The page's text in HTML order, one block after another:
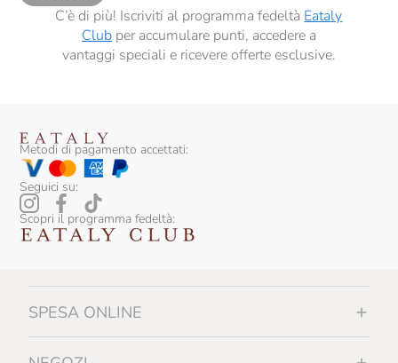
C’è di più! Iscriviti al programma fedeltà Eataly
Clubper accumulare punti, accedere a
vantaggi speciali e ricevere offerte esclusive.
Metodi di pagamento accettati:
Seguici su:
Scopri il programma fedeltà:
SPESA ONLINE